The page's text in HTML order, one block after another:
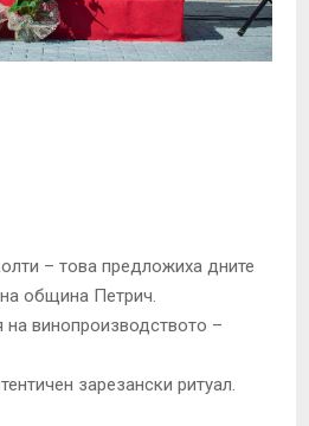
– това предложиха дните
на община Петрич.
винопроизводството –
зарезански ритуал.